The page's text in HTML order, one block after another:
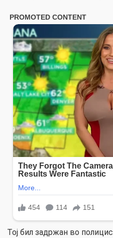
Тој бил задржан во